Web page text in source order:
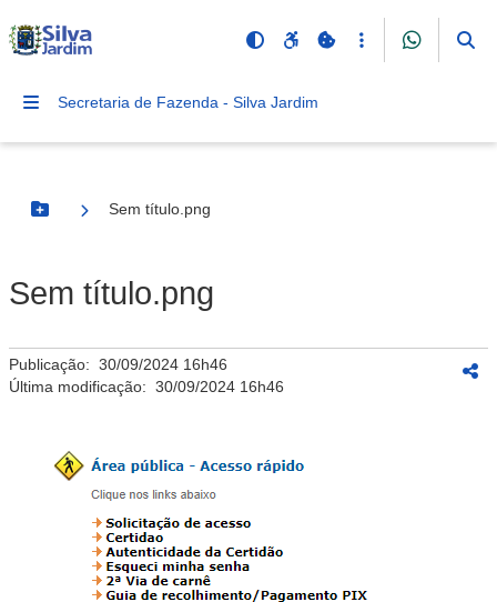
Secretaria de Fazenda - Silva Jardim
Botão Menu
Sem título.png
Sem título.png
Publicação: 30/09/2024 16h46
Última modificação: 30/09/2024 16h46